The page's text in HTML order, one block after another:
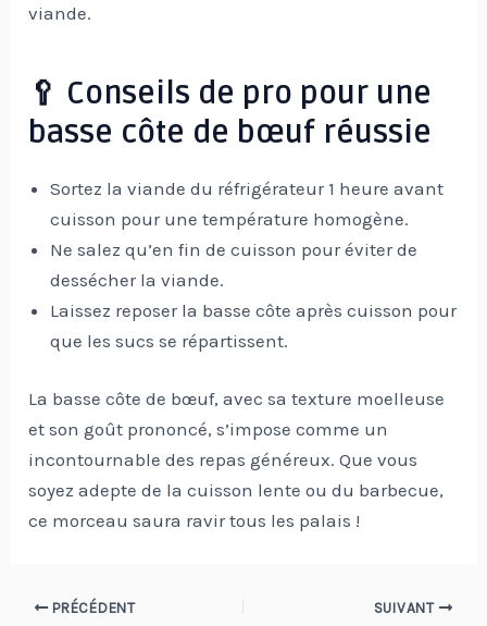
viande.
🥄 Conseils de pro pour une
basse côte de bœuf réussie
Sortez la viande du réfrigérateur 1 heure avant
cuisson pour une température homogène.
Ne salez qu’en fin de cuisson pour éviter de
dessécher la viande.
Laissez reposer la basse côte après cuisson pour
que les sucs se répartissent.
La basse côte de bœuf, avec sa texture moelleuse
et son goût prononcé, s’impose comme un
incontournable des repas généreux. Que vous
soyez adepte de la cuisson lente ou du barbecue,
ce morceau saura ravir tous les palais !
Navigation
PRÉCÉDENT SUIVANT